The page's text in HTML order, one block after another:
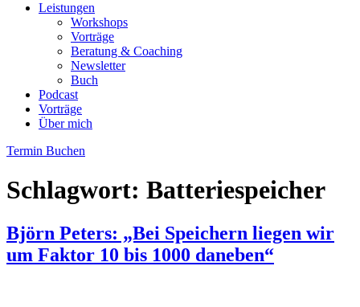
Leistungen
Workshops
Vorträge
Beratung & Coaching
Newsletter
Buch
Podcast
Vorträge
Über mich
Termin Buchen
Schlagwort: Batteriespeicher
Björn Peters: „Bei Speichern liegen wir
um Faktor 10 bis 1000 daneben“